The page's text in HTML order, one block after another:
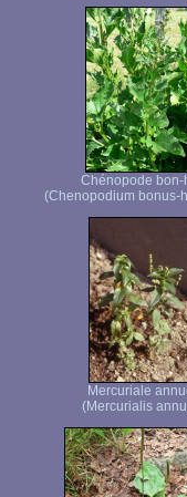
Chénopode bon-
(Chenopodium bonus-
Mercuriale
(Mercurialis